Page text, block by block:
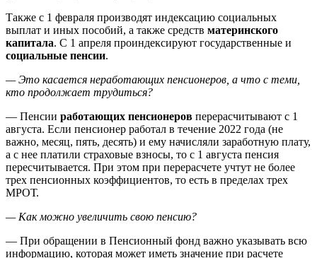
Также с 1 февраля производят индексацию социальных
выплат и иных пособий, а также средств материнского
капитала. С 1 апреля проиндексируют государственные и
социальные пенсии.
— Это касается неработающих пенсионеров, а что с теми,
кто продолжает трудиться?
— Пенсии работающих пенсионеров перерасчитывают с 1
августа. Если пенсионер работал в течение 2022 года (не
важно, месяц, пять, десять) и ему начисляли заработную плату,
а с нее платили страховые взносы, то с 1 августа пенсия
пересчитывается. При этом при перерасчете учтут не более
трех пенсионных коэффициентов, то есть в пределах трех
МРОТ.
— Как можно увеличить свою пенсию?
— При обращении в Пенсионный фонд важно указывать всю
информацию, которая может иметь значение при расчете